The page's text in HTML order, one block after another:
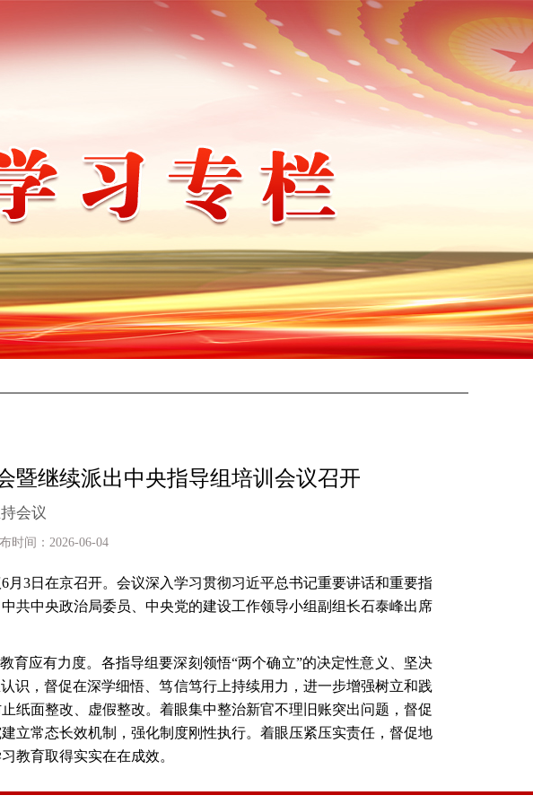
暨继续派出中央指导组培训会议召开
会议
间：2026-06-04
6月 3日在京召开。会议深入学习贯彻习近平总书记重要讲话和重要指
共中央政治局委员、中央党的建设工作领导小组副组长石泰峰出席
育应有力度。各指导组要深刻领悟“两个确立”的决定性意义、坚决
识，督促在深学细悟、笃信笃行上持续用力，进一步增强树立和践
纸面整改、虚假整改。着眼集中整治新官不理旧账突出问题，督促
立常态长效机制，强化制度刚性执行。着眼压紧压实责任，督促地
教育取得实实在在成效。